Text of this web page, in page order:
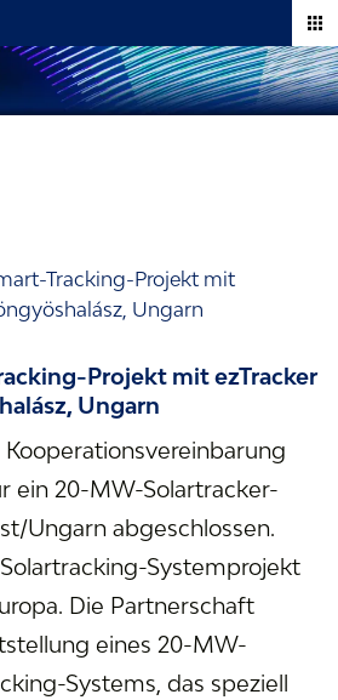
Tracking-Projekt mit
Ungarn
Projekt mit ezTracker
Ungarn
ein 20-MW-Solartracker-
Ungarn abgeschlossen.
Systemprojekt
Die Partnerschaft
eines 20-MW-
Systems, das speziell